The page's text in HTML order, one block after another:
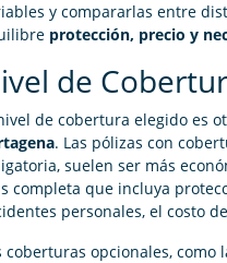
y compararlas entre
protección, precio y
de
de cobertura elegido es
. Las pólizas con
suelen ser más
completa que incluya
personales, el costo
coberturas opcionales,